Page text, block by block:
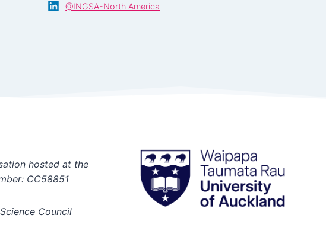
@INGSA-North America
hosted at the
CC58851
Council